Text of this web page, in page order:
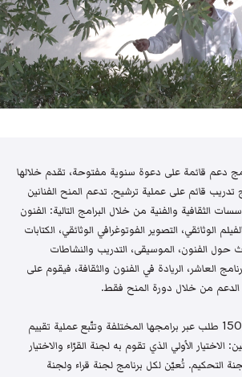
دعم قائمة على دعوة سنوية مفتوحة، تقدم خلالها
تدريب قائم على عملية ترشيح. تدعم المنح الفنانين
الثقافية والفنية من خلال البرامج التالية: الفنون
الوثائقي، التصوير الفوتوغرافي الوثائقي، الكتابات
حول الفنون، الموسيقى، التدريب والنشاطات
العاشر، الريادة في الفنون والثقافة، فيقوم على
الدعم من خلال دورة المنح فقط.
تتلقى آفاق سنوياً نحو 1500 طلب عبر برامجها المختلفة وتتّبع عملية تقييم
الاختيار الأولي الذي تقوم به لجنة القرّاء والاختيار
التحكيم. تُعيّن لكل برنامج لجنة قراء ولجنة